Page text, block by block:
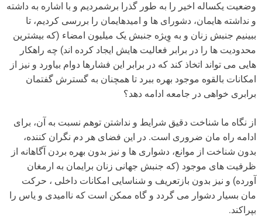
وضعیت یکساله اخیر را به طور گذرا برشمردیم و با اشاره به داشته
و نداشته هایمان، دشورای ها و امیدهایمان را بررسی کردیم، تا
ببینیم جنبش زنان و به وِیژه جنبش یک میلیون امضاء (که بیشترین
محدودیت ها را در برابر فعالیت هایش ایجاد کرده اند) چه راهکار
هایی می تواند اتخاذ کند که در برابر این فشارها دوام بیاورد و نیز از
امکانات بالقوه موجود بهره ببرد تا همچنان به گسترش گفتمان
برابری خواهی در جامعه ادامه دهد؟
از نگاه ما شناخت دقیق شرایط و نداشتن توهم نسبت به آن، برای
ادامه راه مان ضروری است. در این فضای هر دم نگران کننده،
بدون شناخت از موانع، دشواری ها و نیز بدون بهره بردن آگاهانه از
ظرفیت های موجود (که جنبش جهانی زنان برایمان به ارمغان
آورده) و نیز بدون بازتعریف و شناسایی امکانات داخلی ، حرکت
مان بسیار دشوار می گردد و گاه ممکن است که ناامیدی و یاس را
بپراکند.